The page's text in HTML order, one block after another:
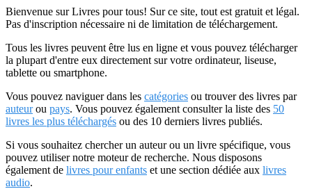
Bienvenue sur Livres pour tous! Sur ce site, tout est gratuit et légal.
Pas d'inscription nécessaire ni de limitation de téléchargement.
Tous les livres peuvent être lus en ligne et vous pouvez télécharger
la plupart d'entre eux directement sur votre ordinateur, liseuse,
tablette ou smartphone.
Vous pouvez naviguer dans les catégories ou trouver des livres par
auteurou pays. Vous pouvez également consulter la liste des 50
livres les plus téléchargés ou des 10 derniers livres publiés.
Si vous souhaitez chercher un auteur ou un livre spécifique, vous
pouvez utiliser notre moteur de recherche. Nous disposons
également de livres pour enfants et une section dédiée aux livres
audio.